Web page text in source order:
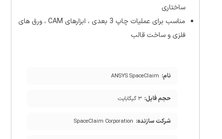
ساختاری
مناسب برای عملیات چاپ 3 بعدی ، ابزارهای CAM ، ورق های
فلزی و ساخت قالب
نام: ANSYS SpaceClaim
حجم فایل: ۳ گیگابایت
شرکت سازنده: SpaceClaim Corporation